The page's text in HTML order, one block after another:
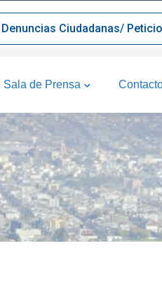
Denuncias Ciudadanas/
Sala de Prensa